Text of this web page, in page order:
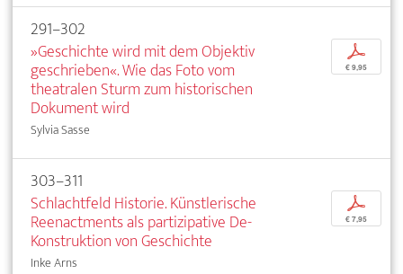
291–302
»Geschichte wird mit dem Objektiv
geschrieben«. Wie das Foto vom
theatralen Sturm zum historischen
Dokument wird
Sylvia Sasse
p
€ 9,95
303–311
Schlachtfeld Historie. Künstlerische
Reenactments als partizipative De-
Konstruktion von Geschichte
Inke Arns
p
€ 7,95